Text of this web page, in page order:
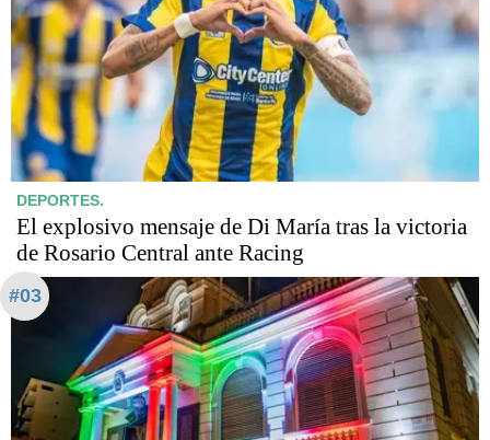
DEPORTES.
El explosivo mensaje de Di María tras la victoria
de Rosario Central ante Racing
#03